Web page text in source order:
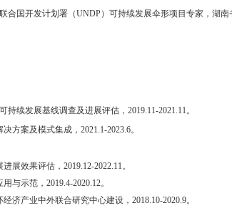
合国开发计划署（UNDP）可持续发展伞形项目专家，湖
持续发展基线调查及进展评估， 2019.11-2021.11。
方案及模式集成， 2021.1-2023.6。
展效果评估， 2019.12-2022.11。
与示范， 2019.4-2020.12。
济产业中外联合研究中心建设， 2018.10-2020.9。